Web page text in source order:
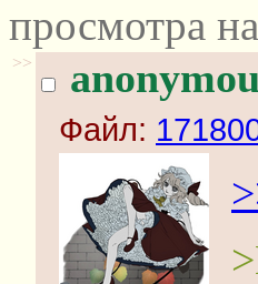
просмотра
>>
Файл: